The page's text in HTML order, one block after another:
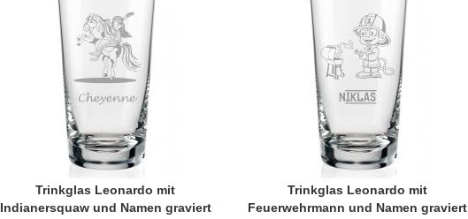
Trinkglas Leonardo mit
Indianersquaw und Namen graviert
Trinkglas Leonardo mit
Feuerwehrmann und Namen graviert